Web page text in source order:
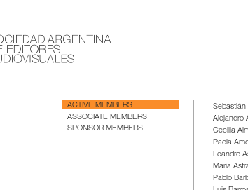
ACTIVE MEMBERS
ASSOCIATE MEMBERS
SPONSOR MEMBERS
Sebastián
Alejandro
Cecilia
Paola
Leandro
María
Pablo